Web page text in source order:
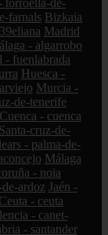
torroella-de-
farnals Bizkaia
Madrid
- algarrobo
- fuenlabrada
Huesca -
Murcia -
de-tenerife
Cuenca - cuenca
Santa-cruz-de-
- palma-de-
Málaga
- noia
ardoz Jaén -
Ceuta - ceuta
- canet-
- santander